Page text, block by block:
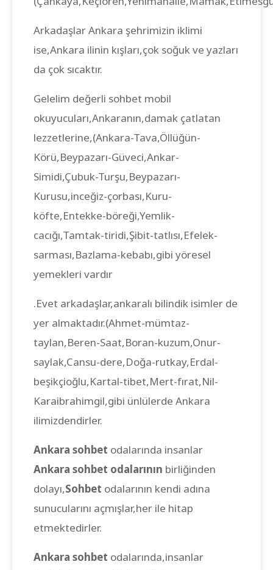
Arkadaşlar Ankara şehrimizin iklimi
ise,Ankara ilinin kışları,çok soğuk ve yazları
da çok sıcaktır.
Gelelim değerli sohbet mobil
okuyucuları,Ankaranın,damak çatlatan
lezzetlerine,(Ankara-Tava,Öllüğün-
Körü,Beypazarı-Güveci,Ankar-
Simidi,Çubuk-Turşu,Beypazarı-
Kurusu,inceğiz-çorbası,Kuru-
köfte,Entekke-böreği,Yemlik-
cacığı,Tamtak-tiridi,Şibit-tatlısı,Efelek-
sarması,Bazlama-kebabı,gibi yöresel
yemekleri vardır
.Evet arkadaşlar,ankaralı bilindik isimler de
yer almaktadır.(Ahmet-mümtaz-
taylan,Beren-Saat,Boran-kuzum,Onur-
saylak,Cansu-dere,Doğa-rutkay,Erdal-
beşikçioğlu,Kartal-tibet,Mert-fırat,Nil-
Karaibrahimgil,gibi ünlülerde Ankara
ilimizdendirler.
Ankara sohbet odalarında insanlar
Ankara sohbet odalarının birliğinden
dolayı,Sohbet odalarının kendi adına
sunucularını açmışlar,her ile hitap
etmektedirler.
Ankara sohbet odalarında,insanlar